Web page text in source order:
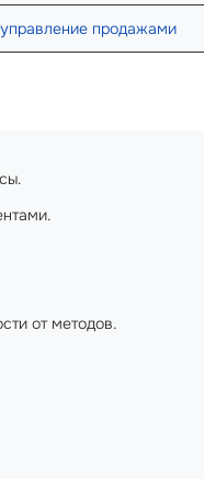
управление продажами
от методов.